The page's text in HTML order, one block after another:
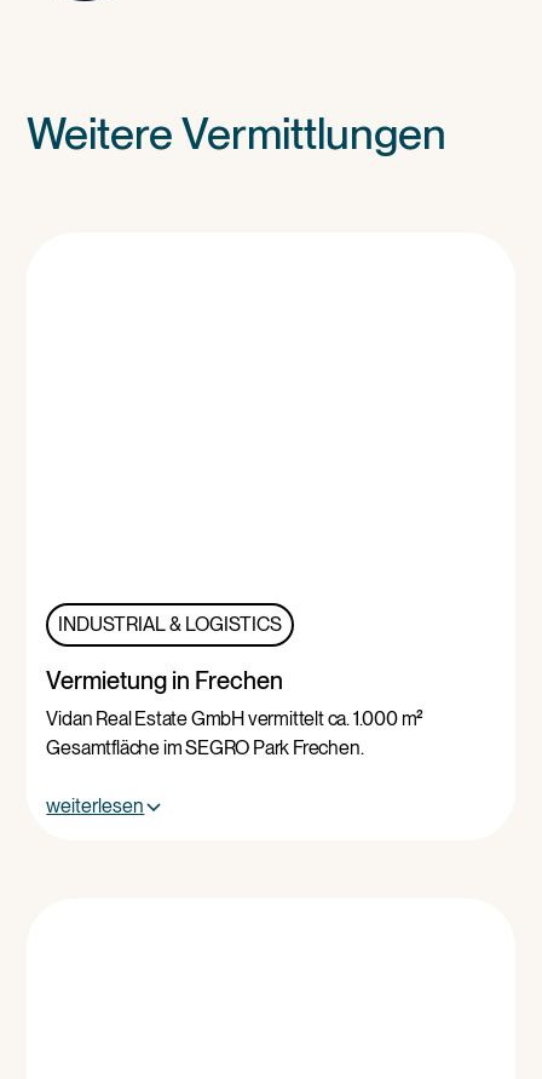
Weitere Vermittlungen
INDUSTRIAL & LOGISTICS
Vermietung in Frechen
Vidan Real Estate GmbH vermittelt ca. 1.000 m²
Gesamtfläche im SEGRO Park Frechen.
weiterlesen